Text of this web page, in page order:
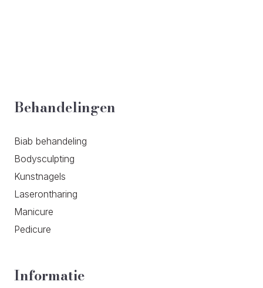
Behandelingen
Biab behandeling
Bodysculpting
Kunstnagels
Laserontharing
Manicure
Pedicure
Informatie